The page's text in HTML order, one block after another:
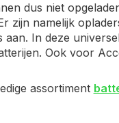
dus niet
zijn namelijk
In deze
Ook voor
assortiment